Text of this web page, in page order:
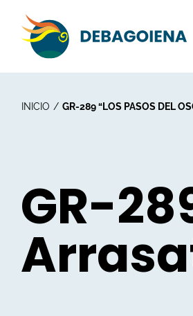
INICIO GR-289 “LOS PASOS DEL
GR-